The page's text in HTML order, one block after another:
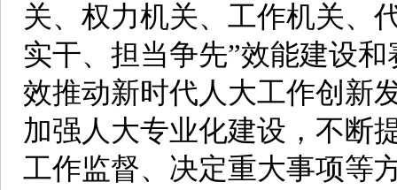
关、权力机关、工作机关、
实干、担当争先”效能建设
效推动新时代人大工作创新
加强人大专业化建设，不断
工作监督、决定重大事项等